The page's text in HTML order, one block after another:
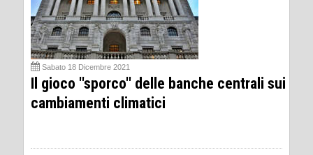
Sabato 18 Dicembre 2021
Il gioco ''sporco'' delle banche centrali sui
cambiamenti climatici